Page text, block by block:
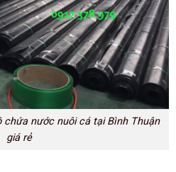
nước nuôi cá tại Bình Thuận
giá rẻ